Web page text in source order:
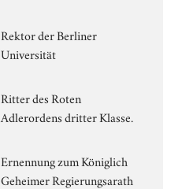
Rektor der Berliner
Universität
Ritter des Roten
Adlerordens dritter Klasse.
Ernennung zum Königlich
Geheimer Regierungsarath